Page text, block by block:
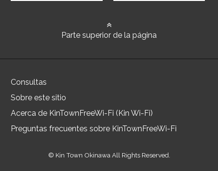
Parte superior de la página
Consultas
Sobre este sitio
Acerca de KinTownFreeWi-Fi (Kin Wi-Fi)
Preguntas frecuentes sobre KinTownFreeWi-Fi
© Kin Town Okinawa All Rights Reserved.